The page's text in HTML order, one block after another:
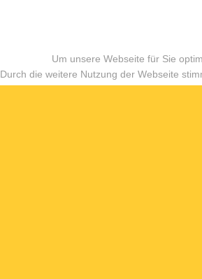
Um unsere Webseite für Sie
Durch die weitere Nutzung der Webseite